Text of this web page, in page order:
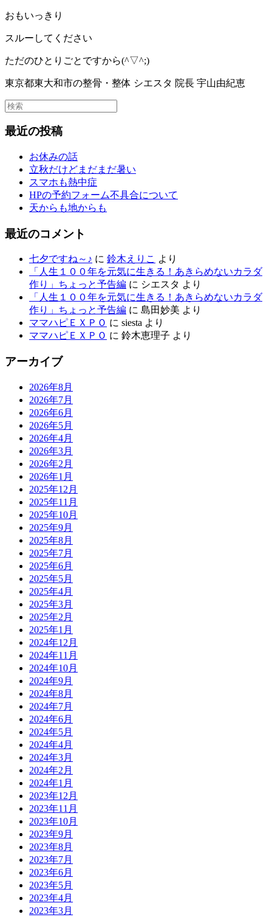
おもいっきり
スルーしてください
ただのひとりごとですから(^▽^;)
東京都東大和市の整骨・整体 シエスタ 院長 宇山由紀恵
最近の投稿
お休みの話
立秋だけどまだまだ暑い
スマホも熱中症
HPの予約フォーム不具合について
天からも地からも
最近のコメント
七夕ですね～♪ に 鈴木えりこ より
「人生１００年を元気に生きる！あきらめないカラダ
作り」ちょっと予告編 に シエスタ より
「人生１００年を元気に生きる！あきらめないカラダ
作り」ちょっと予告編 に 島田妙美 より
ママハピＥＸＰＯ に siesta より
ママハピＥＸＰＯ に 鈴木恵理子 より
アーカイブ
2026年8月
2026年7月
2026年6月
2026年5月
2026年4月
2026年3月
2026年2月
2026年1月
2025年12月
2025年11月
2025年10月
2025年9月
2025年8月
2025年7月
2025年6月
2025年5月
2025年4月
2025年3月
2025年2月
2025年1月
2024年12月
2024年11月
2024年10月
2024年9月
2024年8月
2024年7月
2024年6月
2024年5月
2024年4月
2024年3月
2024年2月
2024年1月
2023年12月
2023年11月
2023年10月
2023年9月
2023年8月
2023年7月
2023年6月
2023年5月
2023年4月
2023年3月